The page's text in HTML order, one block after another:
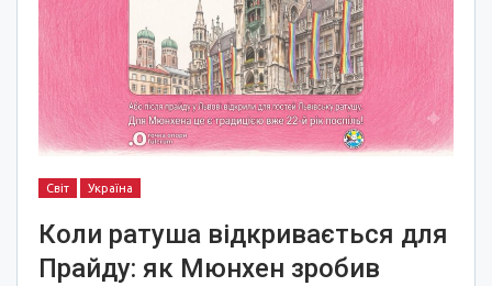
Світ Україна
Коли ратуша відкривається для
Прайду: як Мюнхен зробив